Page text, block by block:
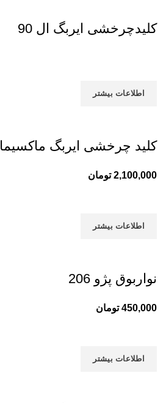
کلیدچرخشی ایربگ ال 90
اطلاعات بیشتر
کلید چرخشی ایربگ ماکسیما
2,100,000 تومان
اطلاعات بیشتر
نواربوق پژو 206
450,000 تومان
اطلاعات بیشتر